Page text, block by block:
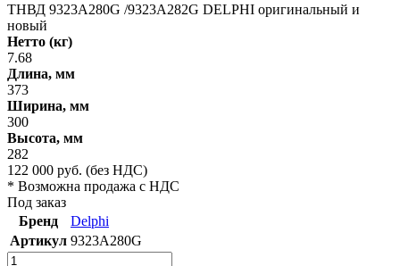
ТНВД 9323A280G /9323A282G DELPHI оригинальный и
новый
Нетто (кг)
7.68
Длина, мм
373
Ширина, мм
300
Высота, мм
282
122 000 руб. (без НДС)
* Возможна продажа с НДС
Под заказ
Бренд
Delphi
Артикул 9323A280G